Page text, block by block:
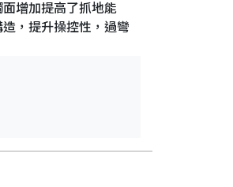
增加提高了抓地能
，提升操控性，過彎